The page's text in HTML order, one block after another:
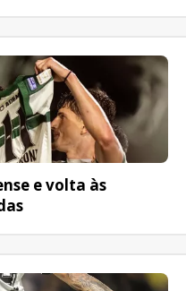
e volta às